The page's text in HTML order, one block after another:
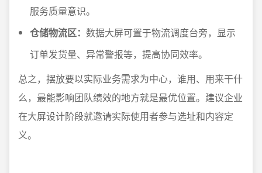
服务质量意识。
仓储物流区： 数据大屏可置于物流调度台旁，显示
订单发货量、异常警报等，提高协同效率。
总之，摆放要以实际业务需求为中心，谁用、用来干什
么，最能影响团队绩效的地方就是最优位置。建议企业
在大屏设计阶段就邀请实际使用者参与选址和内容定
义。